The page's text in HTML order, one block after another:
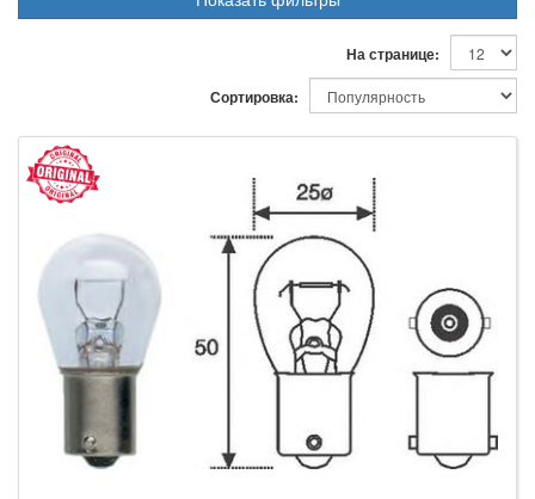
На странице:
Сортировка: